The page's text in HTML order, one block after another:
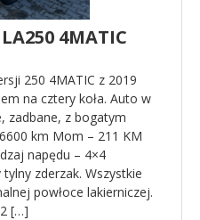
4MATIC
250 4MATIC z 2019
na cztery koła. Auto w
zadbane, z bogatym
km Mom – 211 KM
napędu – 4×4
zderzak. Wszystkie
powłoce lakierniczej.
[…]